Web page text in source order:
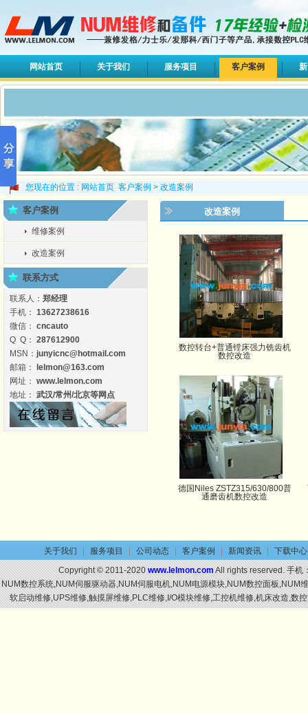
网站首页 关于我们 服务项目 客户案例
您现在的位置 : 网站首页 客户案例 > 改造案例
改造案例
数控转台+普通镗床强力铣齿机
数控改造
德国Niles ZSTZ315/630/800普
通磨齿机数控改造
客户案例
维修案例
改造案例
联系方式
联系人： 郑经理
手机： 13627238616
微信： cncauto
Q Q： 287612900
MSN： junyicnc@hotmail.com
邮箱：
lelmon@163.com
网址： www.lelmon.com
地址： 武汉/常州/北京等网点
关于我们 服务项目 公司动态 客户案例 新闻资讯
下载中心
Copyright © 2011-2020www.lelmon.comAll rights reserved. 手机
NUM数控系统,NUM伺服驱动器,NUM伺服电机,NUM电源模块,NUM数控面板,NUM
软启动维修,UPS维修,触摸屏维修,PLC维修,I/O模块维修,工控机维修,机床改造,数